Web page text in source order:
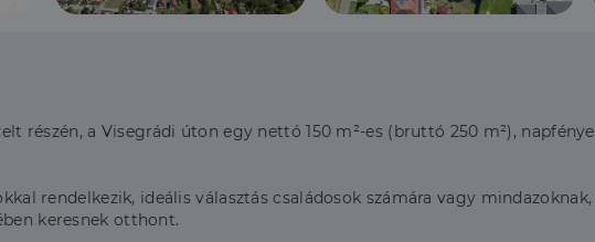
részén, a Visegrádi úton egy nettó 150 m²-es (bruttó 250 m²),
rendelkezik, ideális választás családosok számára vagy
keresnek otthont.